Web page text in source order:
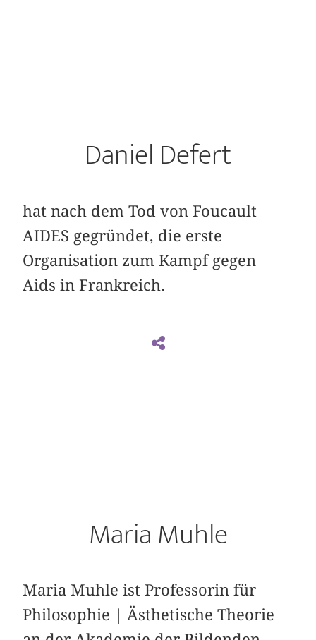
Daniel Defert
hat nach dem Tod von Foucault
AIDES gegründet, die erste
Organisation zum Kampf gegen
Aids in Frankreich.
Maria Muhle
Maria Muhle ist Professorin für
Philosophie | Ästhetische Theorie